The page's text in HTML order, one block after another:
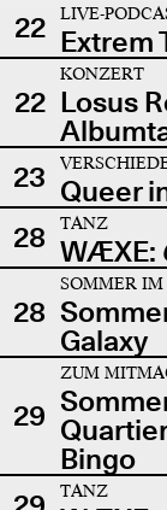
22
LIVE-
Extrem
22
KONZERT
Losus
23 Queer
28
TANZ
WÆXE:
28
SOMMER IM
Galaxy
29
ZUM
Bingo
TANZ